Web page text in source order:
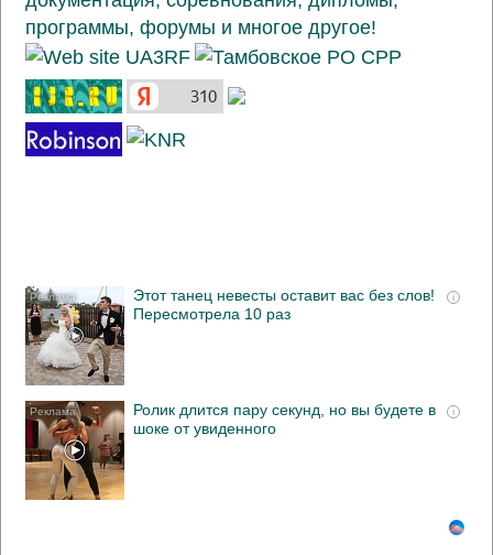
i
Этот танец невесты оставит вас без слов!
Пересмотрела 10 раз
i
Ролик длится пару секунд, но вы будете в
шоке от увиденного